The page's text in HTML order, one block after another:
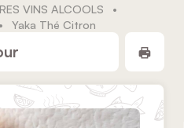
VINS ALCOOLS
•
• Yaka Thé Citron